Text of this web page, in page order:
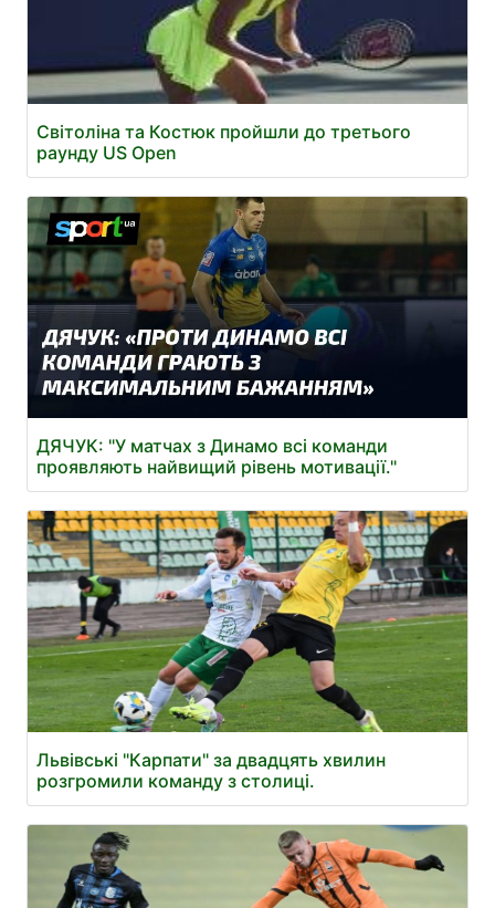
Світоліна та Костюк пройшли до третього
раунду US Open
ДЯЧУК: "У матчах з Динамо всі команди
проявляють найвищий рівень мотивації."
Львівські "Карпати" за двадцять хвилин
розгромили команду з столиці.